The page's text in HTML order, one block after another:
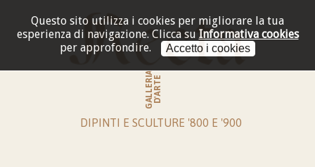
Questo sito utilizza i cookies per migliorare la tua
esperienza di navigazione. Clicca su Informativa cookies
per approfondire.
Accetto i cookies
GALLERIAD'ARTE
DIPINTI E SCULTURE '800 E '900